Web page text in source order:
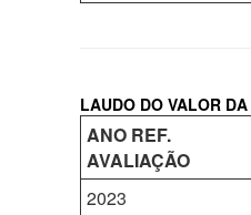
LAUDO DO VALOR
ANO REF.
AVALIAÇÃO
2023